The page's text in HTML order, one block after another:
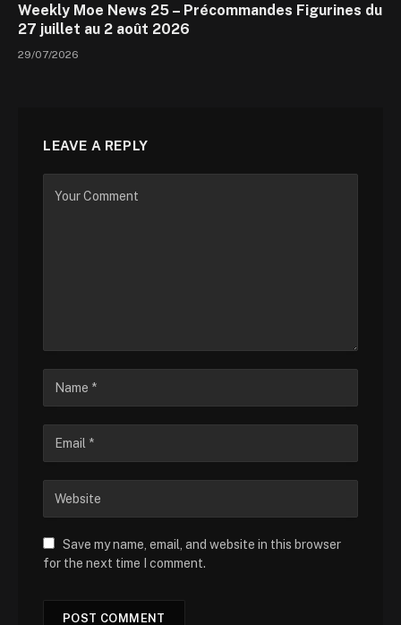
Weekly Moe News 25 – Précommandes Figurines du
27 juillet au 2 août 2026
29/07/2026
LEAVE A REPLY
Save my name, email, and website in this browser
for the next time I comment.